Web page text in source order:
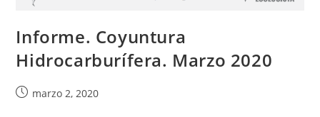
Informe. Coyuntura
Hidrocarburífera. Marzo 2020
marzo 2, 2020